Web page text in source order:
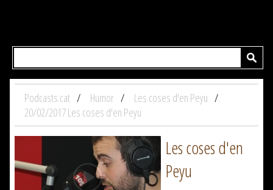
Podcasts.cat Humor
Les coses d'en Peyu
20/02/2017 Les coses d'en Peyu
Les coses d'en
Peyu